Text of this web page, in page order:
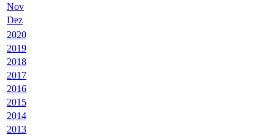
Nov
Dez
2020
2019
2018
2017
2016
2015
2014
2013